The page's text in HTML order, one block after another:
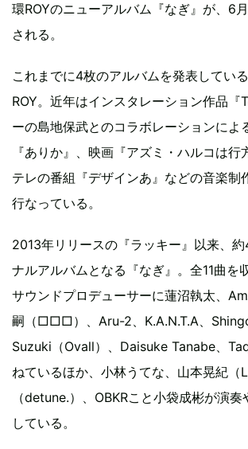
環ROYのニューアルバム『なぎ』が、6
される。
これまでに4枚のアルバムを発表してい
ROY。近年はインスタレーション作品『
ーの島地保武とのコラボレーションによ
『ありか』、映画『アズミ・ハルコは行
テレの番組『デザインあ』などの音楽制
行なっている。
2013年リリースの『ラッキー』以来、
ナルアルバムとなる『なぎ』。全11曲を
サウンドプロデューサーに蓮沼執太、
嗣（□□□）、Aru-2、K.A.N.T.A、
Suzuki（Ovall）、Daisuke Tanabe、
ねているほか、小林うてな、山本晃紀（
（detune.）、OBKRこと小袋成彬が演
している。